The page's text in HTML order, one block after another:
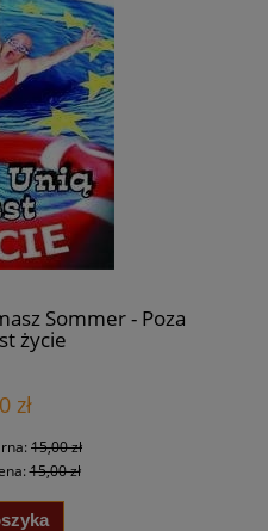
Sommer - Poza
życie
zł
15,00 zł
15,00 zł